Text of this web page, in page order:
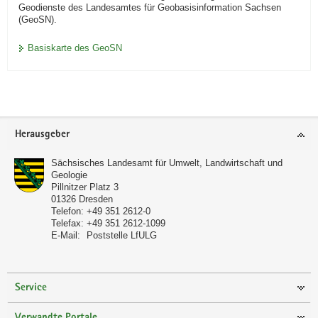
Geodienste des Landesamtes für Geobasisinformation Sachsen
(GeoSN).
Basiskarte des GeoSN
Footer-
Herausgeber
Sächsisches Landesamt für Umwelt, Landwirtschaft und
Geologie
Pillnitzer Platz 3
01326 Dresden
Telefon: +49 351 2612-0
Telefax: +49 351 2612-1099
E-Mail:
Poststelle LfULG
Service